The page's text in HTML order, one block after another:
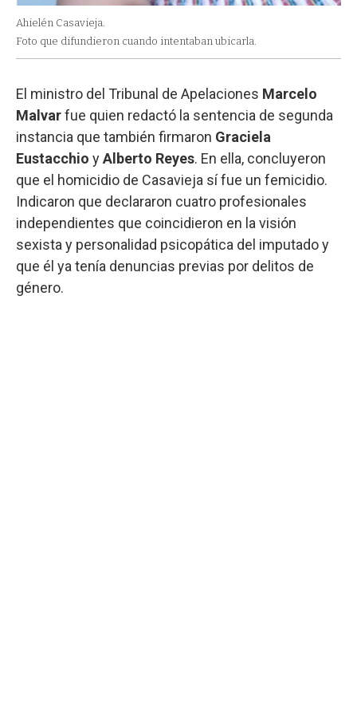
Ahielén Casavieja.
Foto que difundieron cuando intentaban ubicarla.
El ministro del Tribunal de Apelaciones Marcelo
Malvarfue quien redactó la sentencia de segunda
instancia que también firmaron Graciela
Eustacchio yAlberto Reyes. En ella, concluyeron
que el homicidio de Casavieja sí fue un femicidio.
Indicaron que declararon cuatro profesionales
independientes que coincidieron en la visión
sexista y personalidad psicopática del imputado y
que él ya tenía denuncias previas por delitos de
género.